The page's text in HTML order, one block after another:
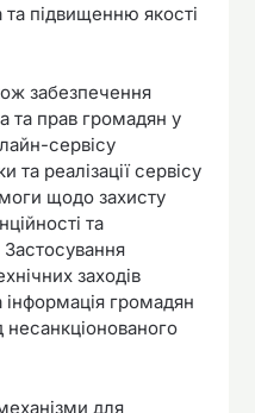
підвищенню якості
забезпечення
та прав громадян у
сервісу
та реалізації сервісу
щодо захисту
та
Застосування
заходів
громадян
несанкціонованого
для